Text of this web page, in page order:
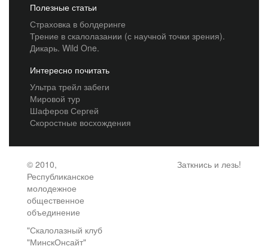
Полезные статьи
Страховка в болдеринге
Трение в скалолазании (с научной точки зрения).
Дикарь. Wild One.
Интересно почитать
Ультра трейл забеги
Мировой тур
Шаферов Сергей
Скоростные восхождения
© 2010,
Республиканское
молодежное
общественное
объединение
"Скалолазный клуб
"МинскОнсайт"
Заткнись и лезь!